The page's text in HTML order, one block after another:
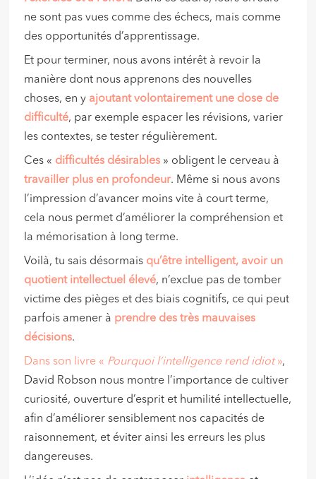
ne sont pas vues comme des échecs, mais comme
des opportunités d’apprentissage.
Et pour terminer, nous avons intérêt à revoir la
manière dont nous apprenons des nouvelles
choses, en y ajoutant volontairement une dose de
difficulté, par exemple espacer les révisions, varier
les contextes, se tester régulièrement.
Ces « difficultés désirables » obligent le cerveau à
travailler plus en profondeur. Même si nous avons
l’impression d’avancer moins vite à court terme,
cela nous permet d’améliorer la compréhension et
la mémorisation à long terme.
Voilà, tu sais désormais qu’être intelligent, avoir un
quotient intellectuel élevé, n’exclue pas de tomber
victime des pièges et des biais cognitifs, ce qui peut
parfois amener à prendre des très mauvaises
décisions.
Dans son livre « Pourquoi l’intelligence rend idiot»,
David Robson nous montre l’importance de cultiver
curiosité, ouverture d’esprit et humilité intellectuelle,
afin d’améliorer sensiblement nos capacités de
raisonnement, et éviter ainsi les erreurs les plus
dangereuses.